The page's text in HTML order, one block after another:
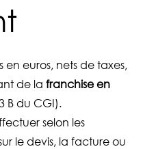
en euros, nets de taxes,
de la franchise en
B du CGI).
selon les
le devis, la facture ou